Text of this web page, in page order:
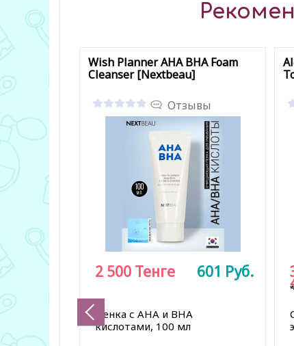
Wish Planner AHA BHA Foam
Cleanser [Nextbeau]
Отзывы
Пенка с AHA и BHA
кислотами, 100 мл
2 500 Тенге 601 Руб.